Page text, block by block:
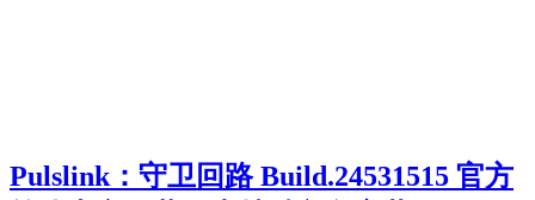
Pulslink：守卫回路 Build.24531515 官方